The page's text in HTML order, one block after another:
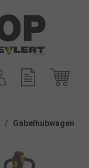
/ Gabelhubwagen